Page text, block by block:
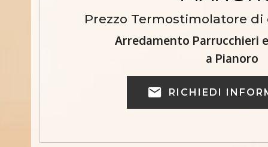
Prezzo Termostimolatore
Arredamento Parrucchieri
a Pianoro
RICHIEDI